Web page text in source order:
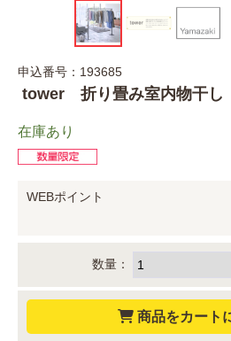
申込番号：193685
tower 折り畳み室内物干
在庫あり
WEBポイント
数量：